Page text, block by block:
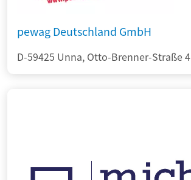
pewag Deutschland GmbH
D-59425 Unna, Otto-Brenner-Straße 4